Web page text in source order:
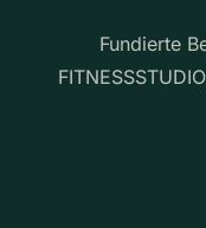
Fundierte